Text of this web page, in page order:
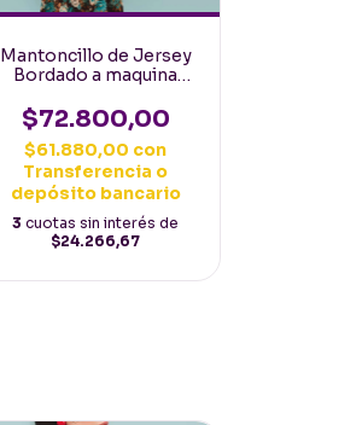
Mantoncillo de Jersey
Bordado a maquina
con flores multicolor
$72.800,00
$61.880,00 con
Transferencia o
depósito bancario
3 cuotas sin interés de
$24.266,67